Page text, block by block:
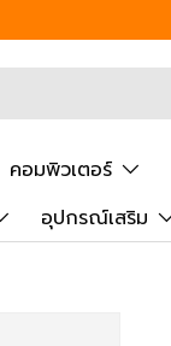
คอมพิวเตอร์
อุปกรณ์เสริม